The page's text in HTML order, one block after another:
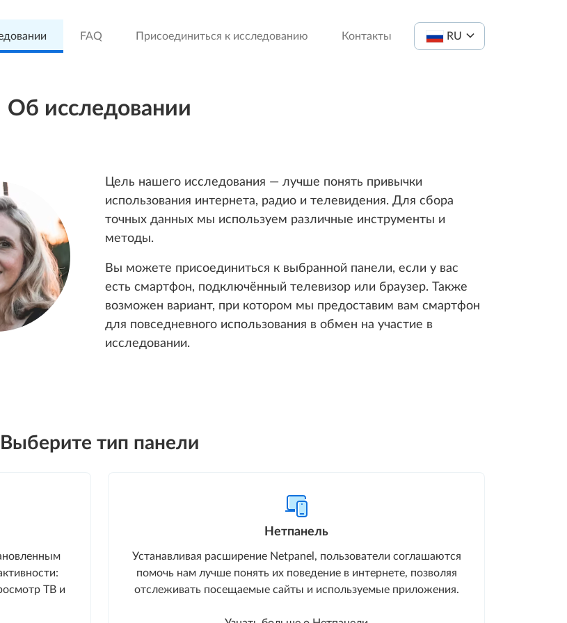
FAQ Присоединиться к исследованию Контакты RU
Об исследовании
Цель нашего исследования — лучше понять привычки
использования интернета, радио и телевидения. Для сбора
точных данных мы используем различные инструменты и
методы.
Вы можете присоединиться к выбранной панели, если у вас
есть смартфон, подключённый телевизор или браузер. Также
возможен вариант, при котором мы предоставим вам смартфон
для повседневного использования в обмен на участие в
исследовании.
Выберите тип панели
ТВ и
Нетпанель
Устанавливая расширение Netpanel, пользователи соглашаются
помочь нам лучше понять их поведение в интернете, позволяя
отслеживать посещаемые сайты и используемые приложения.